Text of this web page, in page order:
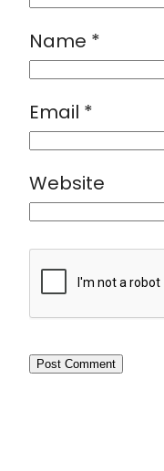
Name *
Email *
Website